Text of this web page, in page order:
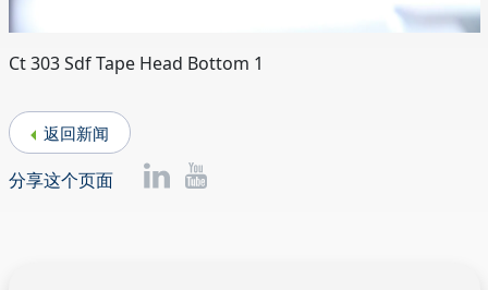
Ct 303 Sdf Tape Head Bottom 1
返回新闻
分享这个页面